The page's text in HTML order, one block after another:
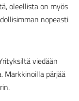
oleellista on myös
nopeasti
viedään
Markkinoilla pärjää